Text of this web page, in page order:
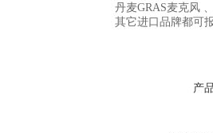
丹麦GRAS麦克风
其它进口品牌都可
产